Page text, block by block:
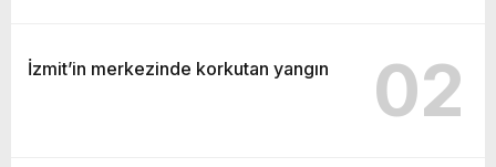
İzmit’in merkezinde korkutan yangın 02